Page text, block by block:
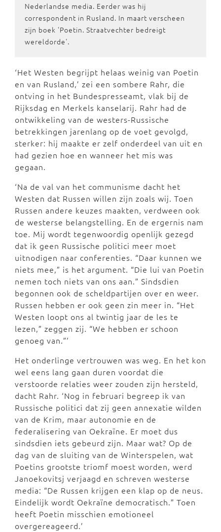
Nederlandse media. Eerder was hij
correspondent in Rusland. In maart verscheen
zijn boek 'Poetin. Straatvechter bedreigt
wereldorde'.
‘Het Westen begrijpt helaas weinig van Poetin
en van Rusland,’ zei een sombere Rahr, die
ontving in het Bundespresseamt, vlak bij de
Rijksdag en Merkels kanselarij. Rahr had de
ontwikkeling van de westers-Russische
betrekkingen jarenlang op de voet gevolgd,
sterker: hij maakte er zelf onderdeel van uit en
had gezien hoe en wanneer het mis was
gegaan.
‘Na de val van het communisme dacht het
Westen dat Russen willen zijn zoals wij. Toen
Russen andere keuzes maakten, verdween ook
de westerse belangstelling. En de ergernis nam
toe. Mij wordt tegenwoordig openlijk gezegd
dat ik geen Russische politici meer moet
uitnodigen naar conferenties. “Daar kunnen we
niets mee,” is het argument. “Die lui van Poetin
nemen toch niets van ons aan.” Sindsdien
begonnen ook de scheldpartijen over en weer.
Russen hebben er ook geen zin meer in. “Het
Westen loopt ons al twintig jaar de les te
lezen,” zeggen zij. “We hebben er schoon
genoeg van.”’
Het onderlinge vertrouwen was weg. En het kon
wel eens lang gaan duren voordat die
verstoorde relaties weer zouden zijn hersteld,
dacht Rahr. ‘Nog in februari begreep ik van
Russische politici dat zij geen annexatie wilden
van de Krim, maar autonomie en de
federalisering van Oekraïne. Er moet dus
sindsdien iets gebeurd zijn. Maar wat? Op de
dag van de sluiting van de Winterspelen, wat
Poetins grootste triomf moest worden, werd
Janoekovitsj verjaagd en schreven westerse
media: “De Russen krijgen een klap op de neus.
Eindelijk wordt Oekraïne democratisch.” Toen
heeft Poetin misschien emotioneel
overgereageerd.’